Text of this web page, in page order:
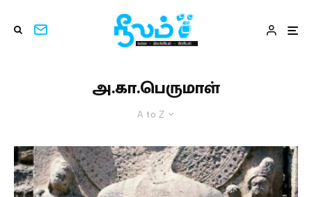
அ.கா.பெருமாள்
A to Z